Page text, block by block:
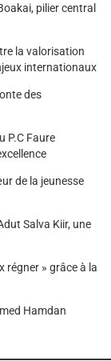
pilier central
la valorisation
internationaux
des
P.C Faure
de la jeunesse
Salva Kiir, une
régner » grâce à la
Hamdan